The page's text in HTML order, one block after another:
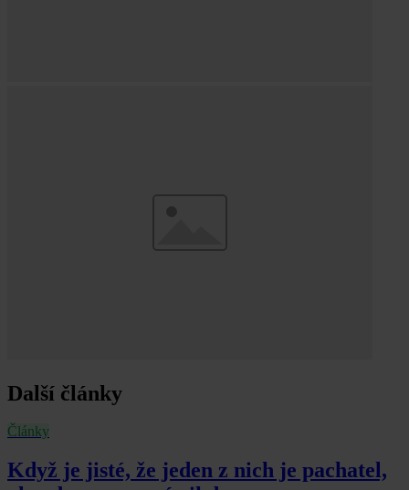
Další články
Články
Když je jisté, že jeden z nich je pachatel,